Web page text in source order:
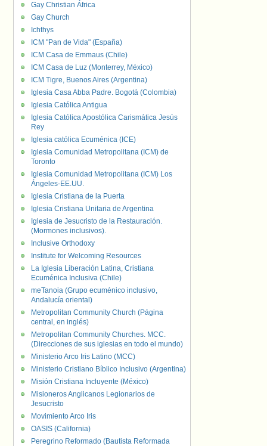
Gay Christian África
Gay Church
Ichthys
ICM "Pan de Vida" (España)
ICM Casa de Emmaus (Chile)
ICM Casa de Luz (Monterrey, México)
ICM Tigre, Buenos Aires (Argentina)
Iglesia Casa Abba Padre. Bogotá (Colombia)
Iglesia Católica Antigua
Iglesia Católica Apostólica Carismática Jesús
Rey
Iglesia católica Ecuménica (ICE)
Iglesia Comunidad Metropolitana (ICM) de
Toronto
Iglesia Comunidad Metropolitana (ICM) Los
Ángeles-EE.UU.
Iglesia Cristiana de la Puerta
Iglesia Cristiana Unitaria de Argentina
Iglesia de Jesucristo de la Restauración.
(Mormones inclusivos).
Inclusive Orthodoxy
Institute for Welcoming Resources
La Iglesia Liberación Latina, Cristiana
Ecuménica Inclusiva (Chile)
meTanoia (Grupo ecuménico inclusivo,
Andalucía oriental)
Metropolitan Community Church (Página
central, en inglés)
Metropolitan Community Churches. MCC.
(Direcciones de sus iglesias en todo el mundo)
Ministerio Arco Iris Latino (MCC)
Ministerio Cristiano Bíblico Inclusivo (Argentina)
Misión Cristiana Incluyente (México)
Misioneros Anglicanos Legionarios de
Jesucristo
Movimiento Arco Iris
OASIS (California)
Peregrino Reformado (Bautista Reformada